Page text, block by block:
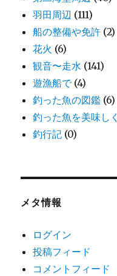
羽田周辺 (111)
船の整備や免許 (2)
花火 (6)
観音〜走水 (141)
遊漁船で(4)
釣った魚の図鑑 (6)
釣った魚を美味しく
釣行記 (0)
メタ情報
ログイン
投稿フィード
コメントフィード